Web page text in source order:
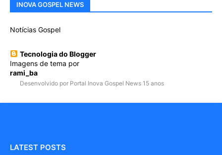
INOVA GOSPEL NEWS
Notícias Gospel
Tecnologia do Blogger
Imagens de tema por
rami_ba
Desenvolvido por Portal Inova Gospel News 15 anos
LATEST POSTS